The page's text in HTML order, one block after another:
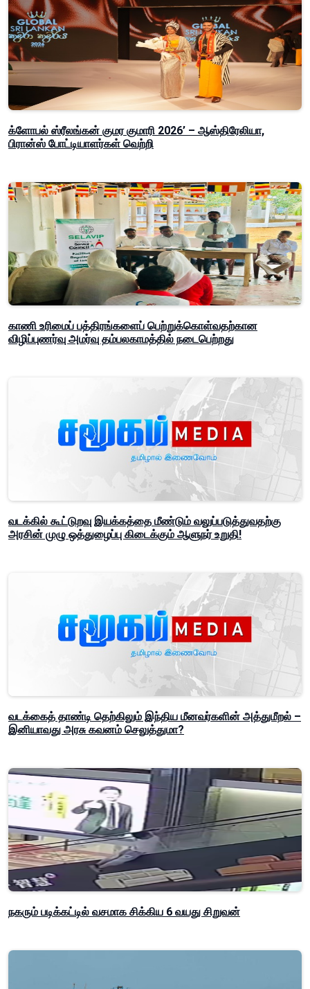
க்ளோபல் ஸ்ரீலங்கன் குமர குமாரி 2026’ – ஆஸ்திரேலியா,
பிரான்ஸ் போட்டியாளர்கள் வெற்றி
காணி உரிமைப் பத்திரங்களைப் பெற்றுக்கொள்வதற்கான
விழிப்புணர்வு அமர்வு தம்பலகாமத்தில் நடைபெற்றது
வடக்கில் கூட்டுறவு இயக்கத்தை மீண்டும் வலுப்படுத்துவதற்கு
அரசின் முழு ஒத்துழைப்பு கிடைக்கும் ஆளுநர் உறுதி!
வடக்கைத் தாண்டி தெற்கிலும் இந்திய மீனவர்களின் அத்துமீறல் –
இனியாவது அரசு கவனம் செலுத்துமா?
நகரும் படிக்கட்டில் வசமாக சிக்கிய 6 வயது சிறுவன்